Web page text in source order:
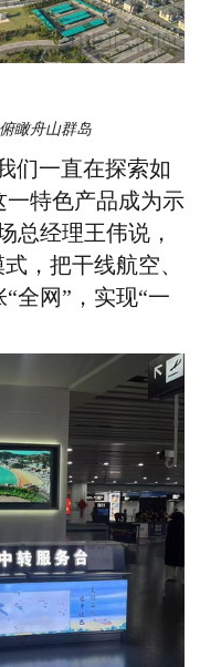
瞰舟山群岛
们一直在探索如
特色产品成为示
总经理王伟说，
，把干线航空、
全网”，实现“一